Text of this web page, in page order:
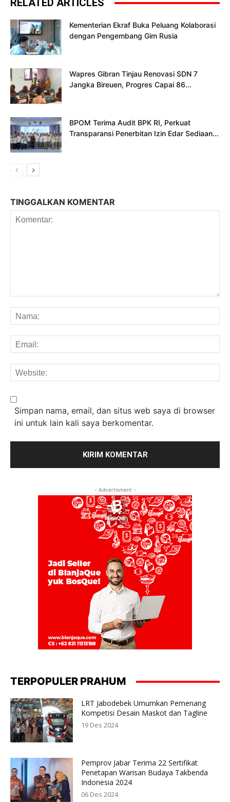
RELATED ARTICLES
Kementerian Ekraf Buka Peluang Kolaborasi
dengan Pengembang Gim Rusia
Wapres Gibran Tinjau Renovasi SDN 7
Jangka Bireuen, Progres Capai 86...
BPOM Terima Audit BPK RI, Perkuat
Transparansi Penerbitan Izin Edar Sediaan...
TINGGALKAN KOMENTAR
Simpan nama, email, dan situs web saya di browser
ini untuk lain kali saya berkomentar.
- Advertisment -
TERPOPULER PRAHUM
LRT Jabodebek Umumkan Pemenang
Kompetisi Desain Maskot dan Tagline
19 Des 2024
Pemprov Jabar Terima 22 Sertifikat
Penetapan Warisan Budaya Takbenda
Indonesia 2024
06 Des 2024